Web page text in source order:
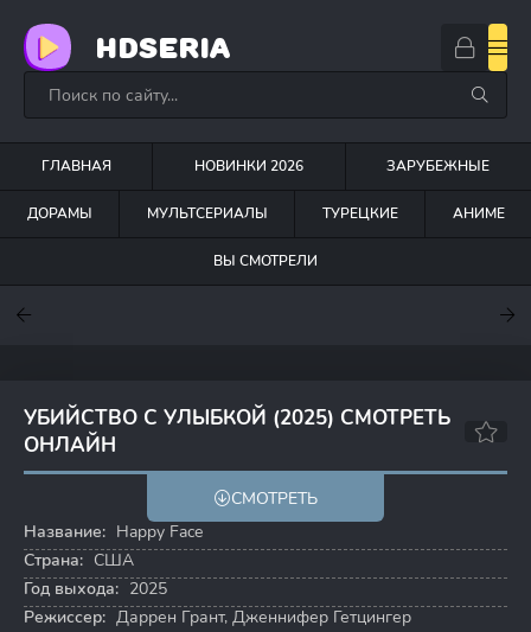
HDSERIA
ГЛАВНАЯ НОВИНКИ 2026 ЗАРУБЕЖНЫЕ
ДОРАМЫ МУЛЬТСЕРИАЛЫ ТУРЕЦКИЕ АНИМЕ
ВЫ СМОТРЕЛИ
УБИЙСТВО С УЛЫБКОЙ (2025) СМОТРЕТЬ
ОНЛАЙН
СМОТРЕТЬ
Название: Happy Face
Страна: США
Год выхода: 2025
Режиссер: Даррен Грант, Дженнифер Гетцингер